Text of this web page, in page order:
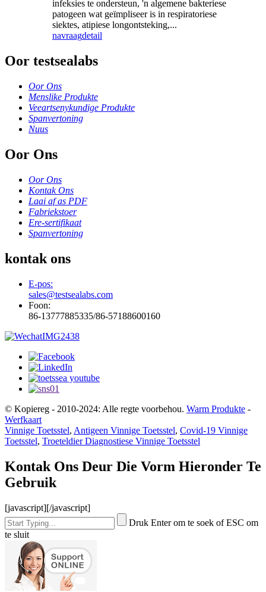
infeksies te ondersteun, 'n algemene bakteriese
patogeen wat geïmpliseer is in respiratoriese
siektes, atipiese longontsteking,...
navraagdetail
Oor testsealabs
Oor Ons
Menslike Produkte
Veeartsenykundige Produkte
Spanvertoning
Nuus
Oor Ons
Oor Ons
Kontak Ons
Laai af as PDF
Fabriekstoer
Ere-sertifikaat
Spanvertoning
kontak ons
E-pos:
sales@testsealabs.com
Foon:
86-13777885335/86-57188600160
© Kopiereg - 2010-2024: Alle regte voorbehou. Warm Produkte -
Werfkaart
Vinnige Toetsstel, Antigeen Vinnige Toetsstel, Covid-19 Vinnige
Toetsstel, Troeteldier Diagnostiese Vinnige Toetsstel
Kontak Ons Deur Die Vorm Hieronder Te
Gebruik
[javascript][/javascript]
Druk Enter om te soek of ESC om
te sluit